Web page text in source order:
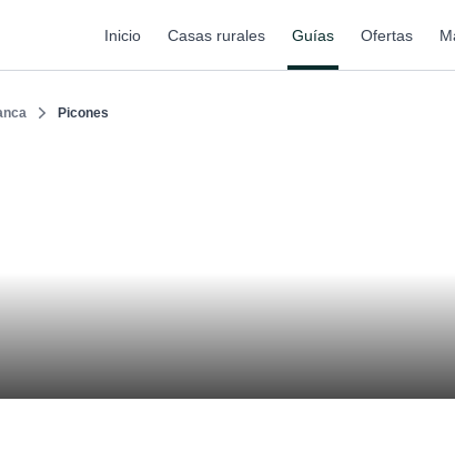
Inicio Casas rurales Guías Ofertas
Picones